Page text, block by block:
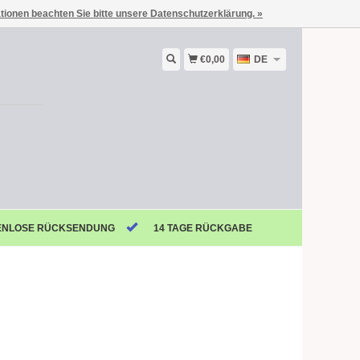
€0,00 DE
RÜCKSENDUNG 14 TAGE RÜCKGABE
beachten Sie bitte unsere Datenschutzerklärung. »